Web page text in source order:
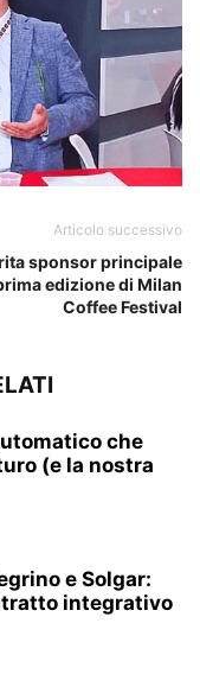
Articolo successivo
sponsor principale
edizione di Milan
Coffee Festival
che
(e la nostra
e Solgar:
integrativo